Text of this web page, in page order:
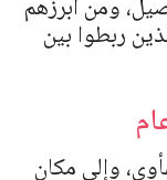
ومن أبرزهم
ربطوا بين
وإلى مكان